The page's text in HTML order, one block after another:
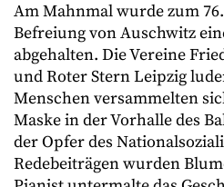
Am Mahnmal wurde zum
Befreiung von Auschwitz
abgehalten. Die Vereine
und Roter Stern Leipzig
Menschen versammelten
Maske in der Vorhalle des
der Opfer des
Redebeiträgen wurden